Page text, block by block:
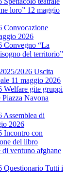
loro” 12 maggio
Convocazione
2026
Convegno “La
del territorio”
2026 Uscita
11 maggio 2026
Welfare gite gruppi
Navona
Assemblea di
2026
Incontro con
del libro
ventuno afghane
Questionario Tutti i